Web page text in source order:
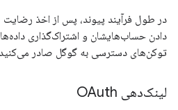
در طول فرآیند پیوند، پس از اخذ
دادن حساب‌هایشان و اشتراک‌گذاری
توکن‌های دسترسی به گوگل صادر
لینک‌دهی OAuth